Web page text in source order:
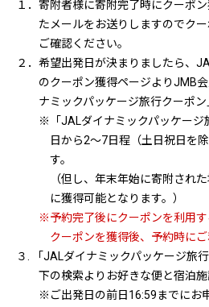
１．寄附者様に寄附完了時にクーポ
たメールをお送りしますのでク
ご確認ください。
２．希望出発日が決まりましたら、
のクーポン獲得ページよりJMB
ナミックパッケージ旅行クーポン
※「JALダイナミックパッケージ
日から2～7日程（土日祝日を
す。
（但し、年末年始に寄附され
に獲得可能となります。）
※予約完了後にクーポンを利用
クーポンを獲得後、予約時にご
３. 「JALダイナミックパッケージ旅
下の検索よりお好きな便と宿泊施
※ご出発日の前日16:59までにお